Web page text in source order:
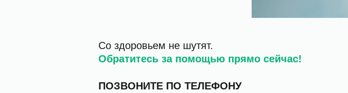
Со здоровьем не шутят.
Обратитесь за помощью прямо сейчас!
ПОЗВОНИТЕ ПО ТЕЛЕФОНУ